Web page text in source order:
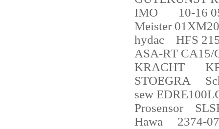
IMO
10-16
Meister
hydac
HFS
ASA-RT CA15/
KRACHT
STOEGRA
sew
Prosensor
Hawa
2374-